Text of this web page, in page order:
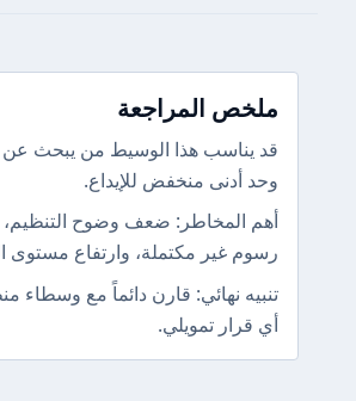
ملخص المراجعة
قد يناسب هذا الوسيط من يبحث عن
وحد أدنى منخفض للإيداع.
أهم المخاطر: ضعف وضوح التنظيم،
رسوم غير مكتملة، وارتفاع مستوى
تنبيه نهائي: قارن دائماً مع وسطاء
أي قرار تمويلي.